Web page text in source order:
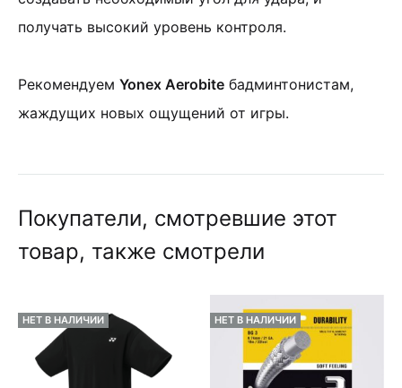
получать высокий уровень контроля.
Рекомендуем Yonex Aerobite бадминтонистам,
жаждущих новых ощущений от игры.
Покупатели, смотревшие этот
товар, также смотрели
НЕТ В НАЛИЧИИ НЕТ В НАЛИЧИИ